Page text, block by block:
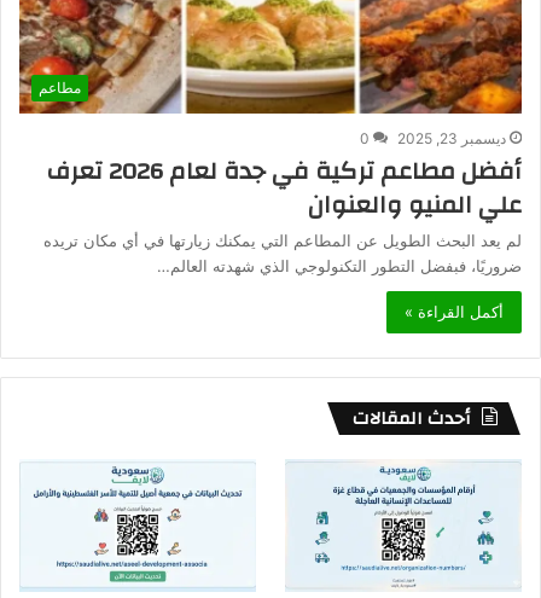
مطاعم
ديسمبر 23, 2025 0
أفضل مطاعم تركية في جدة لعام 2026 تعرف
علي المنيو والعنوان
لم يعد البحث الطويل عن المطاعم التي يمكنك زيارتها في أي مكان تريده
ضروريًا، فبفضل التطور التكنولوجي الذي شهدته العالم…
أكمل القراءة »
أحدث المقالات